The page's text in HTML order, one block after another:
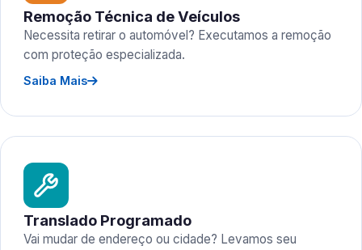
Remoção Técnica de Veículos
Necessita retirar o automóvel? Executamos a remoção
com proteção especializada.
Saiba Mais
Translado Programado
Vai mudar de endereço ou cidade? Levamos seu